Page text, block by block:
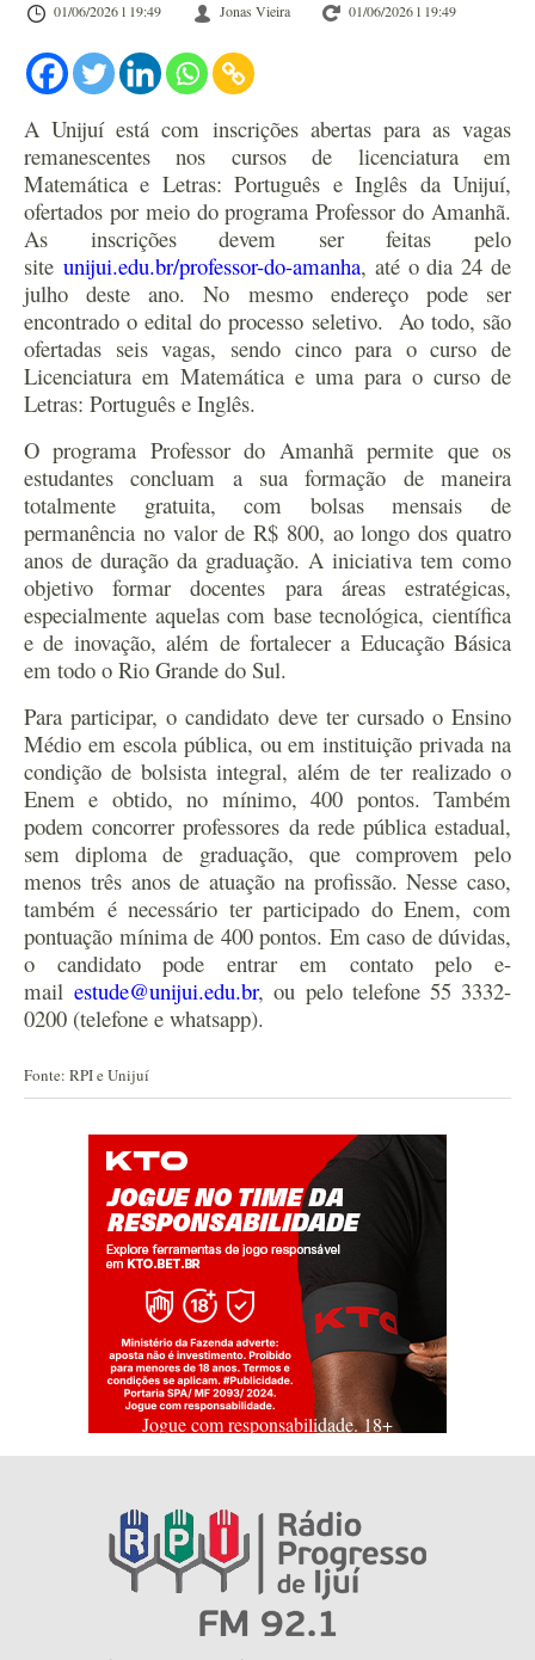
01/06/2026 l 19:49 Jonas Vieira 01/06/2026 l 19:49
A Unijuí está com inscrições abertas para as vagas
remanescentes nos cursos de licenciatura em
Matemática e Letras: Português e Inglês da Unijuí,
ofertados por meio do programa Professor do Amanhã.
As inscrições devem ser feitas pelo
site unijui.edu.br/professor-do-amanha, até o dia 24 de
julho deste ano. No mesmo endereço pode ser
encontrado o edital do processo seletivo. Ao todo, são
ofertadas seis vagas, sendo cinco para o curso de
Licenciatura em Matemática e uma para o curso de
Letras: Português e Inglês.
O programa Professor do Amanhã permite que os
estudantes concluam a sua formação de maneira
totalmente gratuita, com bolsas mensais de
permanência no valor de R$ 800, ao longo dos quatro
anos de duração da graduação. A iniciativa tem como
objetivo formar docentes para áreas estratégicas,
especialmente aquelas com base tecnológica, científica
e de inovação, além de fortalecer a Educação Básica
em todo o Rio Grande do Sul.
Para participar, o candidato deve ter cursado o Ensino
Médio em escola pública, ou em instituição privada na
condição de bolsista integral, além de ter realizado o
Enem e obtido, no mínimo, 400 pontos. Também
podem concorrer professores da rede pública estadual,
sem diploma de graduação, que comprovem pelo
menos três anos de atuação na profissão. Nesse caso,
também é necessário ter participado do Enem, com
pontuação mínima de 400 pontos. Em caso de dúvidas,
o candidato pode entrar em contato pelo e-
mailestude@unijui.edu.br, ou pelo telefone 55 3332-
0200 (telefone e whatsapp).
Fonte: RPI e Unijuí
Jogue com responsabilidade. 18+